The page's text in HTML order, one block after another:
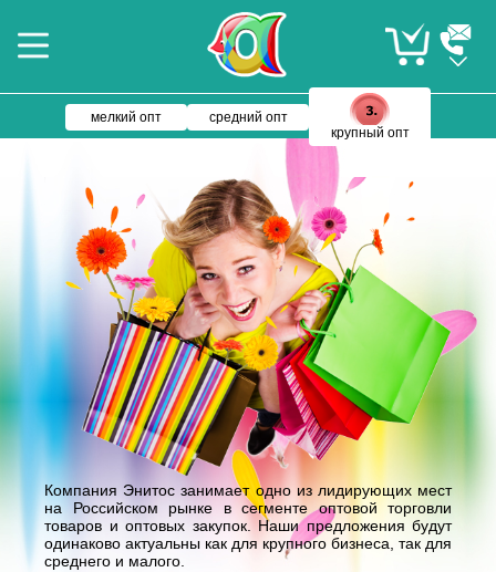
мелкий опт
средний опт
крупный опт
Компания Энитос занимает одно из лидирующих мест
на Российском рынке в сегменте оптовой торговли
товаров и оптовых закупок. Наши предложения будут
одинаково актуальны как для крупного бизнеса, так для
среднего и малого.